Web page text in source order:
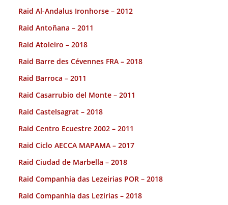
Raid Al-Andalus Ironhorse – 2012
Raid Antoñana – 2011
Raid Atoleiro – 2018
Raid Barre des Cévennes FRA – 2018
Raid Barroca – 2011
Raid Casarrubio del Monte – 2011
Raid Castelsagrat – 2018
Raid Centro Ecuestre 2002 – 2011
Raid Ciclo AECCA MAPAMA – 2017
Raid Ciudad de Marbella – 2018
Raid Companhia das Lezeirias POR – 2018
Raid Companhia das Lezirias – 2018